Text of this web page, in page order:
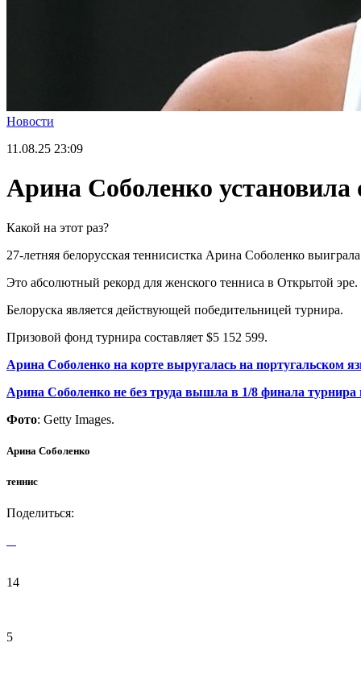
Новости
11.08.25 23:09
Арина Соболенко установила
Какой на этот раз?
27-летняя белорусская теннисистка Арина Соболенко
Это абсолютный рекорд для женского тенниса в Открытой
Белоруска является действующей победительницей турнира.
Призовой фонд турнира составляет $5 152 599.
Арина Соболенко на корте выругалась на португальском
Арина Соболенко не без труда вышла в 1/8 финала
Фото: Getty Images.
Арина Соболенко
теннис
Поделиться:
14
5